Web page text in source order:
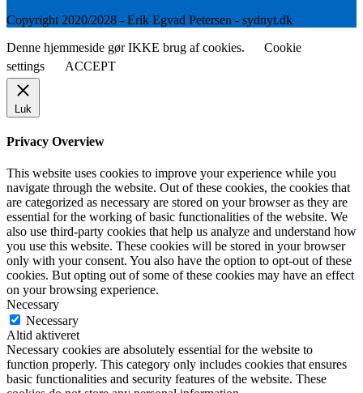
Copyright 2020/2028 - Erik Egvad Petersen - sydnyt.dk
Denne hjemmeside gør IKKE brug af cookies.
Cookie
settings
ACCEPT
Luk
Privacy Overview
This website uses cookies to improve your experience while you
navigate through the website. Out of these cookies, the cookies that
are categorized as necessary are stored on your browser as they are
essential for the working of basic functionalities of the website. We
also use third-party cookies that help us analyze and understand how
you use this website. These cookies will be stored in your browser
only with your consent. You also have the option to opt-out of these
cookies. But opting out of some of these cookies may have an effect
on your browsing experience.
Necessary
Necessary
Altid aktiveret
Necessary cookies are absolutely essential for the website to
function properly. This category only includes cookies that ensures
basic functionalities and security features of the website. These